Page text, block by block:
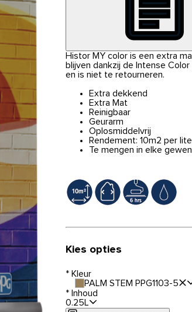
Histor MY color is een extra
blijven dankzij de Intense
en is niet te retourneren.
Extra dekkend
Extra Mat
Reinigbaar
Geurarm
Oplosmiddelvrij
Rendement: 10m2 per
Te mengen in elke
Kies opties
* Kleur
PALM STEM PPG1103-5
* Inhoud
0.25L